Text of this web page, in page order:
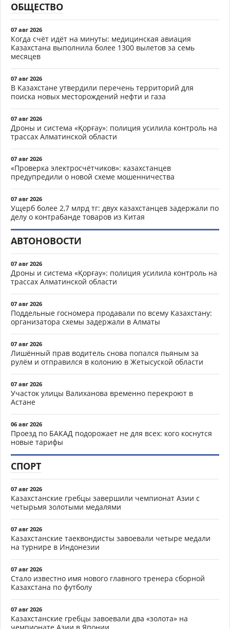
ОБЩЕСТВО
07 авг 2026
Когда счёт идёт на минуты: медицинская авиация
Казахстана выполнила более 1300 вылетов за семь
месяцев
07 авг 2026
В Казахстане утвердили перечень территорий для
поиска новых месторождений нефти и газа
07 авг 2026
Дроны и система «Қорғау»: полиция усилила контроль на
трассах Алматинской области
07 авг 2026
«Проверка электросчётчиков»: казахстанцев
предупредили о новой схеме мошенничества
07 авг 2026
Ущерб более 2,7 млрд тг: двух казахстанцев задержали по
делу о контрабанде товаров из Китая
АВТОНОВОСТИ
07 авг 2026
Дроны и система «Қорғау»: полиция усилила контроль на
трассах Алматинской области
07 авг 2026
Поддельные госномера продавали по всему Казахстану:
организатора схемы задержали в Алматы
07 авг 2026
Лишённый прав водитель снова попался пьяным за
рулём и отправился в колонию в Жетысуской области
07 авг 2026
Участок улицы Валиханова временно перекроют в
Астане
06 авг 2026
Проезд по БАКАД подорожает не для всех: кого коснутся
новые тарифы
СПОРТ
07 авг 2026
Казахстанские гребцы завершили чемпионат Азии с
четырьмя золотыми медалями
07 авг 2026
Казахстанские таеквондисты завоевали четыре медали
на турнире в Индонезии
07 авг 2026
Стало известно имя нового главного тренера сборной
Казахстана по футболу
07 авг 2026
Казахстанские гребцы завоевали два «золота» на